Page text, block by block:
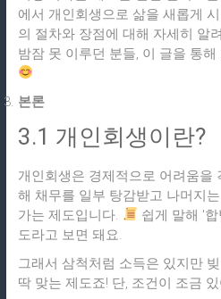
에서 개인회생으로 삶을 새롭게
의 절차와 장점에 대해 자세히 알
밤잠 못 이루던 분들, 이 글을 통
본론
3.1 개인회생이란?
개인회생은 경제적으로 어려움을
해 채무를 일부 탕감받고 나머지
가는 제도입니다.
쉽게 말해 '
도라고 보면 돼요.
그래서 삼척처럼 소득은 있지만
딱 맞는 제도죠! 단, 조건이 조금